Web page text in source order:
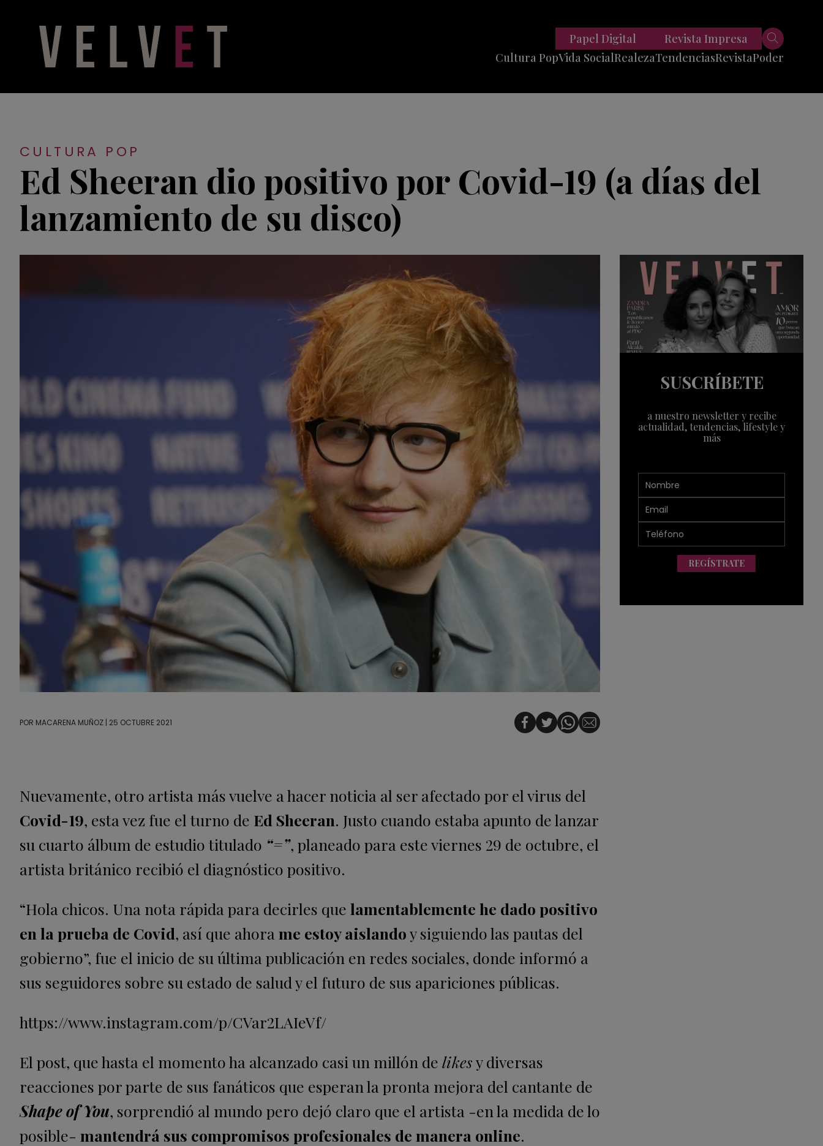
Cultura PopVida SocialRealezaTendencias
Viajes
Tech
RevistaPoder
Papel Digital Revista Impresa
CULTURA POP
Ed Sheeran dio positivo por Covid-19 (a días del
lanzamiento de su disco)
POR MACARENA MUÑOZ | 25 OCTUBRE 2021
Nuevamente, otro artista más vuelve a hacer noticia al ser afectado por el virus del
Covid-19, esta vez fue el turno de Ed Sheeran. Justo cuando estaba apunto de lanzar
su cuarto álbum de estudio titulado “=”, planeado para este viernes 29 de octubre, el
artista británico recibió el diagnóstico positivo.
“Hola chicos. Una nota rápida para decirles que lamentablemente he dado positivo
en la prueba de Covid, así que ahora me estoy aislandoy siguiendo las pautas del
gobierno”, fue el inicio de su última publicación en redes sociales, donde informó a
sus seguidores sobre su estado de salud y el futuro de sus apariciones públicas.
https://www.instagram.com/p/CVar2LAIeVf/
El post, que hasta el momento ha alcanzado casi un millón de likesy diversas
reacciones por parte de sus fanáticos que esperan la pronta mejora del cantante de
Shape of You, sorprendió al mundo pero dejó claro que el artista -en la medida de lo
posible- mantendrá sus compromisos profesionales de manera online.
SUSCRÍBETE
a nuestro newsletter y recibe
actualidad, tendencias, lifestyle y
más
REGÍSTRATE